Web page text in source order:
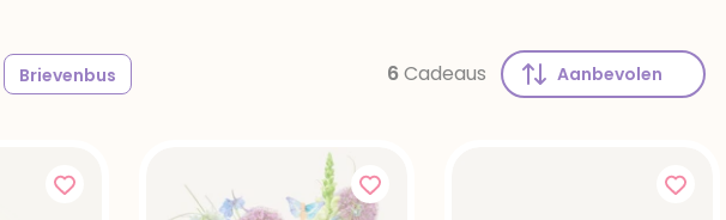
Brievenbus 6Cadeaus